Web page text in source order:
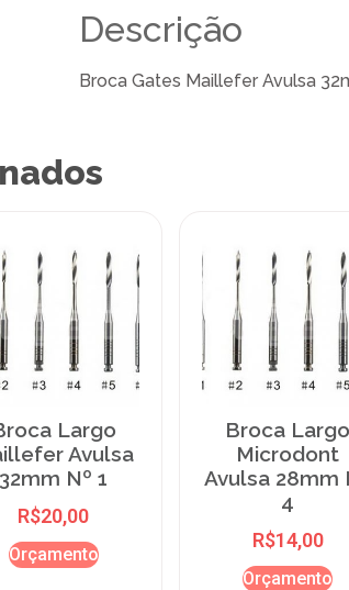
Descrição
Broca Gates Maillefer Avulsa
Largo
Avulsa
32mm Nº 1
R$20,00
Orçamento
Broca Largo
Microdont
Avulsa 28mm
4
R$14,00
Orçamento